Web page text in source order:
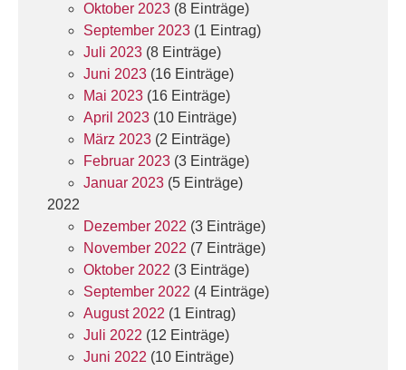
Oktober 2023 (8 Einträge)
September 2023 (1 Eintrag)
Juli 2023 (8 Einträge)
Juni 2023 (16 Einträge)
Mai 2023 (16 Einträge)
April 2023 (10 Einträge)
März 2023 (2 Einträge)
Februar 2023 (3 Einträge)
Januar 2023 (5 Einträge)
2022
Dezember 2022 (3 Einträge)
November 2022 (7 Einträge)
Oktober 2022 (3 Einträge)
September 2022 (4 Einträge)
August 2022 (1 Eintrag)
Juli 2022 (12 Einträge)
Juni 2022 (10 Einträge)